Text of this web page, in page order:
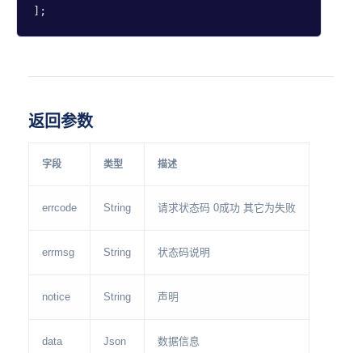
];
返回参数
字段 类型 描述
errcode String 请求状态码 0成功 其它为失败
errmsg String 状态码说明
notice String 声明
data Json 数据信息